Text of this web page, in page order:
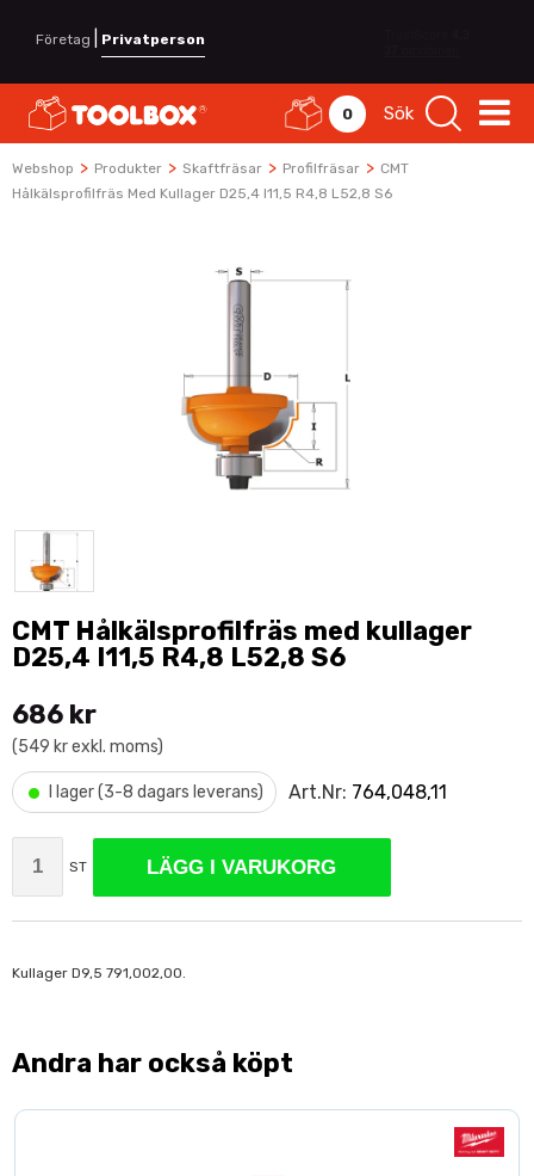
Företag Privatperson
0 Sök
Webshop > Produkter > Skaftfräsar > Profilfräsar > CMT
Hålkälsprofilfräs Med Kullager D25,4 I11,5 R4,8 L52,8 S6
CMT Hålkälsprofilfräs med kullager
D25,4 I11,5 R4,8 L52,8 S6
686 kr
(549 kr exkl. moms)
• I lager (3-8 dagars leverans) Art.Nr: 764,048,11
ST LÄGG I VARUKORG
Kullager D9,5 791,002,00.
Andra har också köpt